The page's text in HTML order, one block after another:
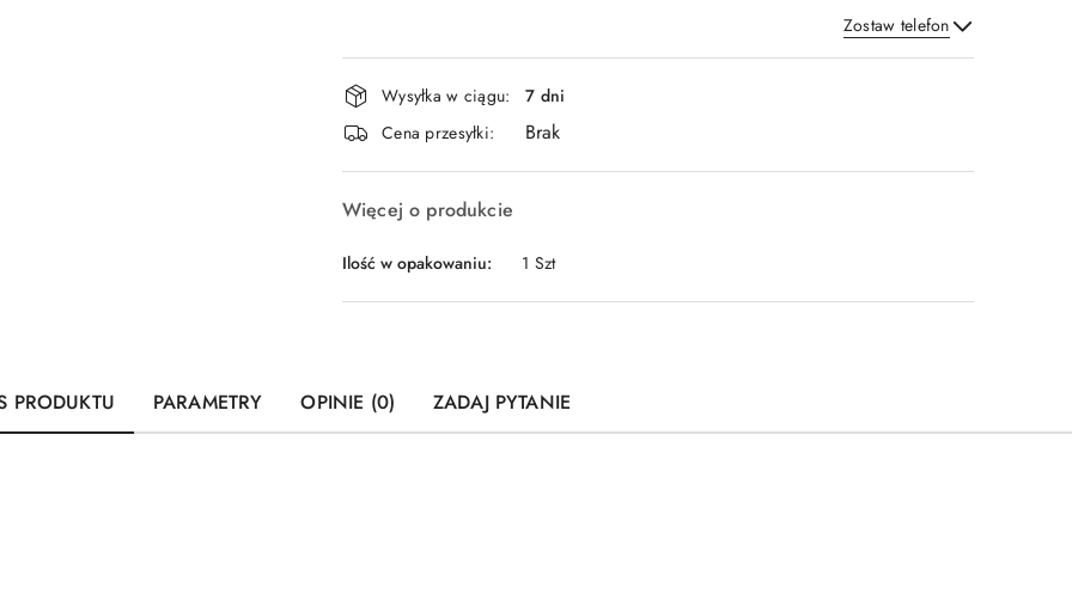
Zostaw telefon
Wyślij
Dostępność
i
dostawa
Wysyłka w ciągu:
7 dni
Cena przesyłki:
Brak
Więcej o produkcie
Ilość w opakowaniu: 1 Szt
PRODUKTU PARAMETRY OPINIE (0) ZADAJ PYTANIE